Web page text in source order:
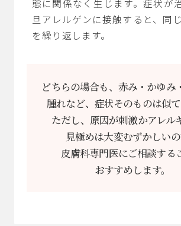
態に関係なく生じます。症状が
旦アレルゲンに接触すると、同
を繰り返します。
どちらの場合も、赤み・かゆみ
腫れなど、症状そのものは似て
ただし、原因が刺激かアレル
見極めは大変むずかしいの
皮膚科専門医にご相談する
おすすめします。